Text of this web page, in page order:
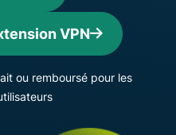
VPN
ou remboursé pour les